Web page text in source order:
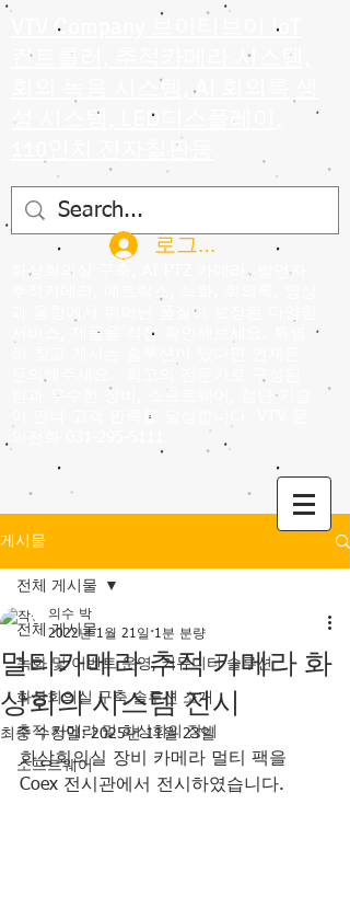
VTV Company 브이티브이 IoT
컨트롤러, 추적카메라 시스템,
회의 녹음 시스템, AI 회의록 생
성 시스템, LED디스플레이,
110인치 전자칠판등
로그인
화상회의실 구축, AI PTZ 카메라, 발언자
과 음향에서 뛰어난 품질이 보장된 다양한
서비스, 제품을 직접 확인해보세요. 특별
문의해주세요.
최고의 전문가로 구성된
팀과 우수한 장비, 소프트웨어, 첨단 기술
이 만나 고객 만족을 달성합니다. VTV 문
게시물
전체 게시물
녹화 및 이벤트 운영, 커뮤니티 솔루션
화상회의실 구축 솔루션 소개
추적 카메라 및 화상회의 장비
소프트웨어
전체 게시물
멀티카메라 추적 카메라 화
상회의 시스템 전시
의수 박
2022년 1월 21일 1분 분량
최종 수정일:2025년 11월 23일
화상회의실 장비 카메라 멀티 팩을
Coex 전시관에서 전시하였습니다.